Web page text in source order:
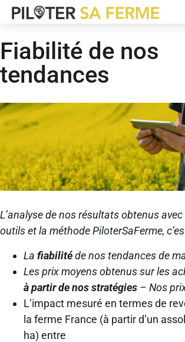
Fiabilité de nos
tendances
L’analyse de nos résultats obtenus
outils et la méthodePiloterSaFerme,
La fiabilitéde nos tendances de
Les prix moyens obtenus sur les
à partir de nos stratégies – Nos
L’impact mesuré en termes de
la ferme France (à partir d’un
ha) entre